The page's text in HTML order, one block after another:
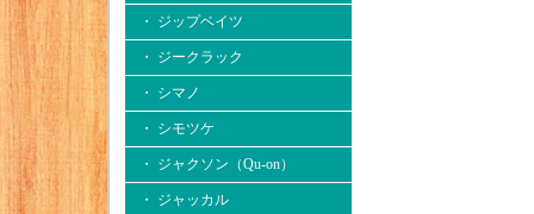
・ ジップベイツ
・ ジークラック
・ シマノ
・ シモツケ
・ ジャクソン（Qu-on）
・ ジャッカル